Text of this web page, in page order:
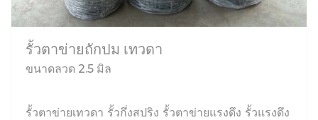
รั้วตาข่ายถักปม เทวดา
ขนาดลวด 2.5 มิล
รั้วตาข่ายเทวดา รั้วกึ่งสปริง รั้วตาข่ายแรงดึง รั้วแรงดึง